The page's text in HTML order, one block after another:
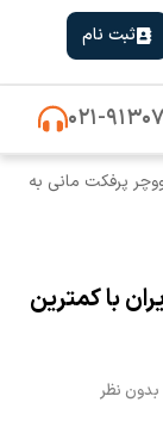
ثبت نام
پرفکت مانی به
با کمترین
بدون نظر